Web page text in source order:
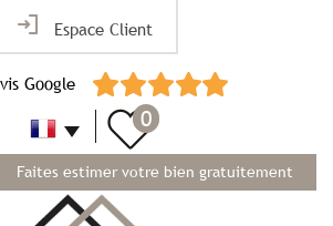
Espace Client
Google
Faites estimer votre bien gratuitement
0